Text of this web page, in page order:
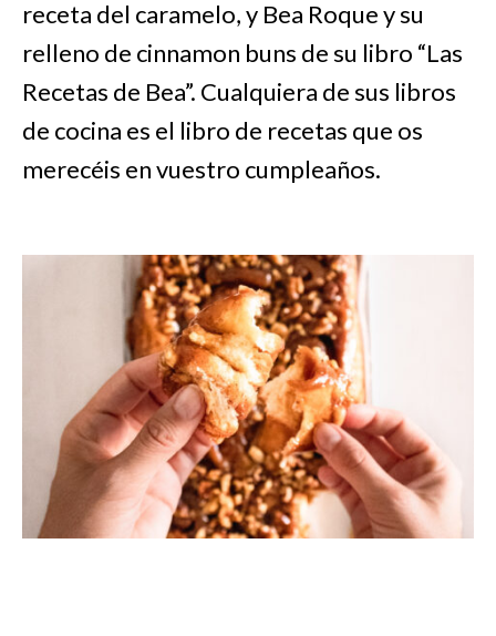
receta del caramelo, y Bea Roque y su
relleno de cinnamon buns de su libro “Las
Recetas de Bea”. Cualquiera de sus libros
de cocina es el libro de recetas que os
merecéis en vuestro cumpleaños.